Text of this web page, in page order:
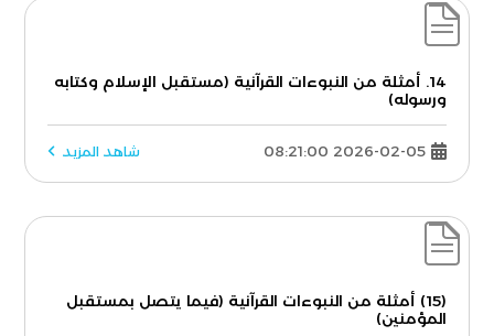
14. أمثلة من النبوءات القرآنية (مستقبل الإسلام وكتابه
ورسوله)
2026-02-05 08:21:00 شاهد المزيد
(15) أمثلة من النبوءات القرآنية (فيما يتصل بمستقبل
المؤمنين)